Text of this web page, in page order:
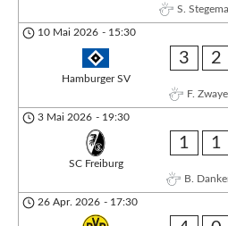
S.
10 Mai 2026 - 15:30
Hamburger SV
3 2
F.
3 Mai 2026 - 19:30
SC Freiburg
1 1
B.
26 Apr. 2026 - 17:30